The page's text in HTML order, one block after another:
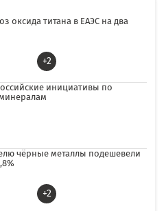
оксида титана в ЕАЭС на два
+2
инициативы по
чёрные металлы подешевели
+2